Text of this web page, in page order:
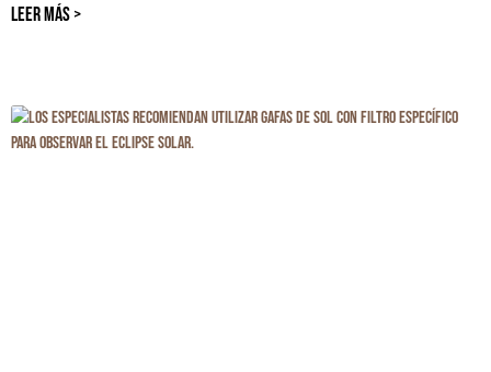
LEER MÁS >